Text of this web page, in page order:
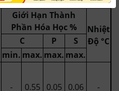
Giới Hạn Thành
Phần Hóa Học %
Nhiệt
Độ °C
C P
S
min. max. max. max.
- 0.55 0.05 0.06 -